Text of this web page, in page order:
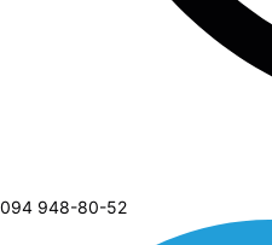
094 948-80-52